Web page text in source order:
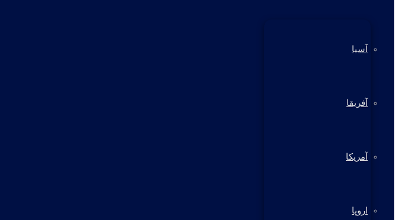
آسیا
آفریقا
آمریکا
اروپا